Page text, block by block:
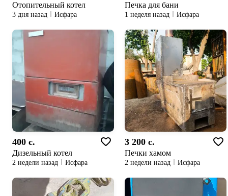
Отопительный котел
3 дня назад Исфара
Печка для бани
1 неделя назад Исфара
400 c.
Дизельный котел
2 недели назад Исфара
3 200 c.
Печки хамом
2 недели назад Исфара